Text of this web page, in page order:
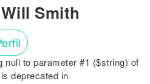
Smith
null to parameter #1 ($string) of
deprecated in